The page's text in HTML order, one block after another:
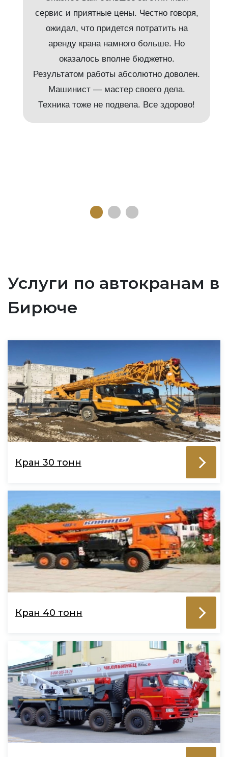
сервис и приятные цены. Честно говоря,
ожидал, что придется потратить на
аренду крана намного больше. Но
оказалось вполне бюджетно.
Результатом работы абсолютно доволен.
Машинист — мастер своего дела.
Техника тоже не подвела. Все здорово!
Услуги по автокранам в
Бирюче
Кран 30 тонн
Кран 40 тонн